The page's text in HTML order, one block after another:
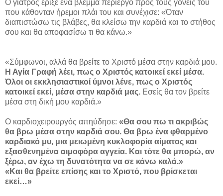
Ο γιατρός έριξε ένα βλέμμα περίεργο προς τους γονείς του
που κάθονταν ήρεμοι πλάι του και συνέχισε: «Όταν
διαπιστώσω τις βλάβες, θα κλείσω την καρδιά και το στήθος
σου και θα αποφασίσω τι θα κάνω.»
«Σύμφωνοι, αλλά θα βρείτε το Χριστό μέσα στην καρδιά μου.
Η Αγία Γραφή λέει, πως ο Χριστός κατοικεί εκεί μέσα.
Όλοι οι εκκλησιαστικοί ύμνοι λένε, πως ο Χριστός
κατοικεί εκεί, μέσα στην καρδιά μας. Εσείς θα τον βρείτε
μέσα στη δική μου καρδιά.»
Ο καρδιοχειρουργός απηύδησε: «Θα σου πω τι ακριβώς
θα βρω μέσα στην καρδιά σου. Θα βρω ένα φθαρμένο
καρδιακό μυ, μια μειωμένη κυκλοφορία αίματος και
εξασθενημένα αιμοφόρα αγγεία. Και τότε θα μπορώ, αν
ξέρω, αν έχω τη δυνατότητα να σε κάνω καλά.»
«Και θα βρείτε επίσης και το Χριστό, που βρίσκεται
εκεί…»